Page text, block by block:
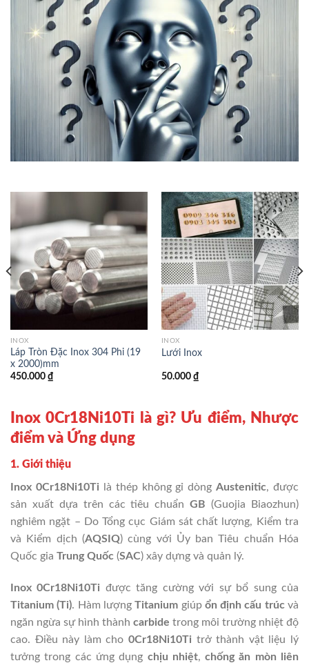
INOX
Láp Tròn Đặc Inox 304 Phi (19
x 2000)mm
450.000 ₫
INOX
Lưới Inox
50.000 ₫
Inox 0Cr18Ni10Ti là gì? Ưu điểm, Nhược
điểm và Ứng dụng
1. Giới thiệu
Inox 0Cr18Ni10Ti là thép không gỉ dòngAustenitic, được
sản xuất dựa trên các tiêu chuẩnGB (Guojia Biaozhun)
nghiêm ngặt – DoTổng cục Giám sát chất lượng, Kiểm tra
và Kiểm dịch (AQSIQ) cùng với Ủy ban Tiêu chuẩn Hóa
Quốc gia Trung Quốc (SAC) xây dựng và quản lý.
Inox 0Cr18Ni10Ti được tăng cường với sự bổ sung của
Titanium (Ti). Hàm lượngTitanium giúp ổn định cấu trúcvà
ngăn ngừa sự hình thành carbide trong môi trường nhiệt độ
cao. Điều này làm cho 0Cr18Ni10Ti trở thành vật liệu lý
tưởng trong các ứng dụng chịu nhiệt,chống ăn mòn liên